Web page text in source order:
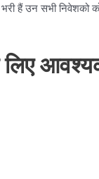
हैं उन सभी
लिए